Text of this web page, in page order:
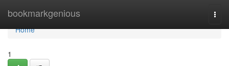
bookmarkgenious
Home
Home
1